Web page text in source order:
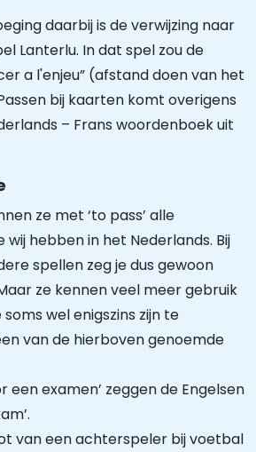
daarbij is de verwijzing naar
Lanterlu. In dat spel zou de
a l'enjeu” (afstand doen van het
bij kaarten komt overigens
– Frans woordenboek uit
ze met ‘to pass’ alle
wij hebben in het Nederlands. Bij
spellen zeg je dus gewoon
Maar ze kennen veel meer gebruik
soms wel enigszins zijn te
van de hierboven genoemde
een examen’ zeggen de Engelsen
van een achterspeler bij voetbal